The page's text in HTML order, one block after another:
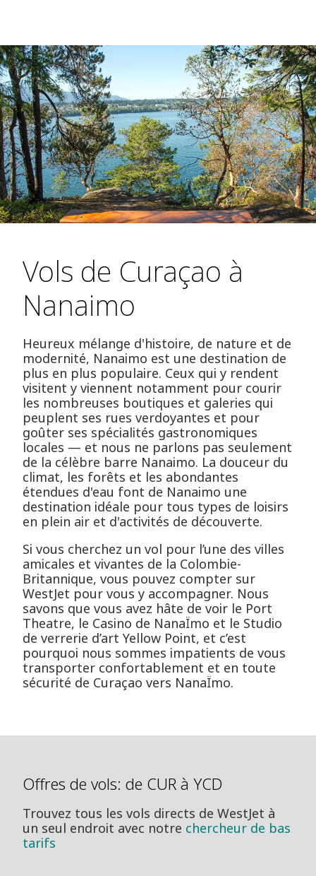
Vols de Curaçao à
Nanaimo
Heureux mélange d'histoire, de nature et de
modernité, Nanaimo est une destination de
plus en plus populaire. Ceux qui y rendent
visitent y viennent notamment pour courir
les nombreuses boutiques et galeries qui
peuplent ses rues verdoyantes et pour
goûter ses spécialités gastronomiques
locales — et nous ne parlons pas seulement
de la célèbre barre Nanaimo. La douceur du
climat, les forêts et les abondantes
étendues d'eau font de Nanaimo une
destination idéale pour tous types de loisirs
en plein air et d'activités de découverte.
Si vous cherchez un vol pour l’une des villes
amicales et vivantes de la Colombie-
Britannique, vous pouvez compter sur
WestJet pour vous y accompagner. Nous
savons que vous avez hâte de voir le Port
Theatre, le Casino de NanaÏmo et le Studio
de verrerie d’art Yellow Point, et c’est
pourquoi nous sommes impatients de vous
transporter confortablement et en toute
sécurité de Curaçao vers NanaÏmo.
Offres de vols: de CUR à YCD
Trouvez tous les vols directs de WestJet à
un seul endroit avec notre chercheur de bas
tarifs